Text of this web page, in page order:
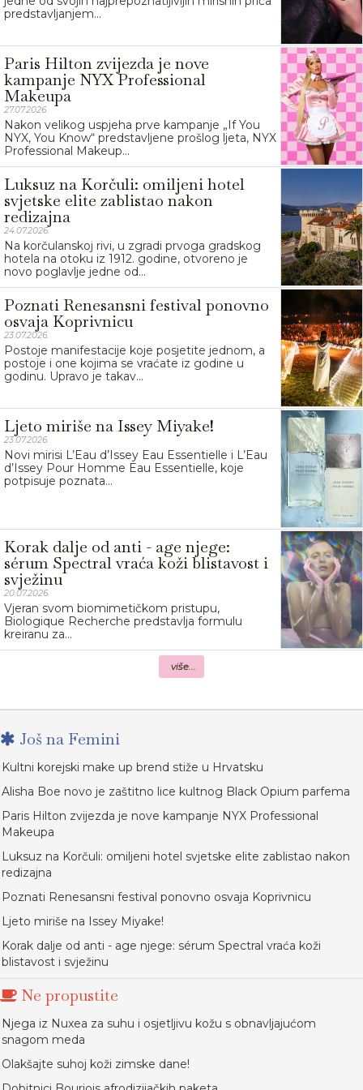
predstavljanjem...
Paris Hilton zvijezda je nove
kampanje NYX Professional
Makeupa
27.07.2026.
Nakon velikog uspjeha prve kampanje „If You
NYX, You Know“ predstavljene prošlog ljeta, NYX
Professional Makeup...
Luksuz na Korčuli: omiljeni hotel
svjetske elite zablistao nakon
redizajna
24.07.2026.
Na korčulanskoj rivi, u zgradi prvoga gradskog
hotela na otoku iz 1912. godine, otvoreno je
novo poglavlje jedne od...
Poznati Renesansni festival ponovno
osvaja Koprivnicu
23.07.2026.
Postoje manifestacije koje posjetite jednom, a
postoje i one kojima se vraćate iz godine u
godinu. Upravo je takav...
Ljeto miriše na Issey Miyake!
23.07.2026.
Novi mirisi L’Eau d’Issey Eau Essentielle i L’Eau
d’Issey Pour Homme Eau Essentielle, koje
potpisuje poznata...
Korak dalje od anti - age njege:
sérum Spectral vraća koži blistavost i
svježinu
20.07.2026.
Vjeran svom biomimetičkom pristupu,
Biologique Recherche predstavlja formulu
kreiranu za...
više...
Još na Femini
Kultni korejski make up brend stiže u Hrvatsku
Alisha Boe novo je zaštitno lice kultnog Black Opium parfema
Paris Hilton zvijezda je nove kampanje NYX Professional
Makeupa
Luksuz na Korčuli: omiljeni hotel svjetske elite zablistao nakon
redizajna
Poznati Renesansni festival ponovno osvaja Koprivnicu
Ljeto miriše na Issey Miyake!
Korak dalje od anti - age njege: sérum Spectral vraća koži
blistavost i svježinu
Ne propustite
Njega iz Nuxea za suhu i osjetljivu kožu s obnavljajućom
snagom meda
Olakšajte suhoj koži zimske dane!